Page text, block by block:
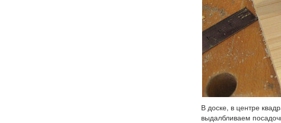
В доске, в центре
выдалбливаем